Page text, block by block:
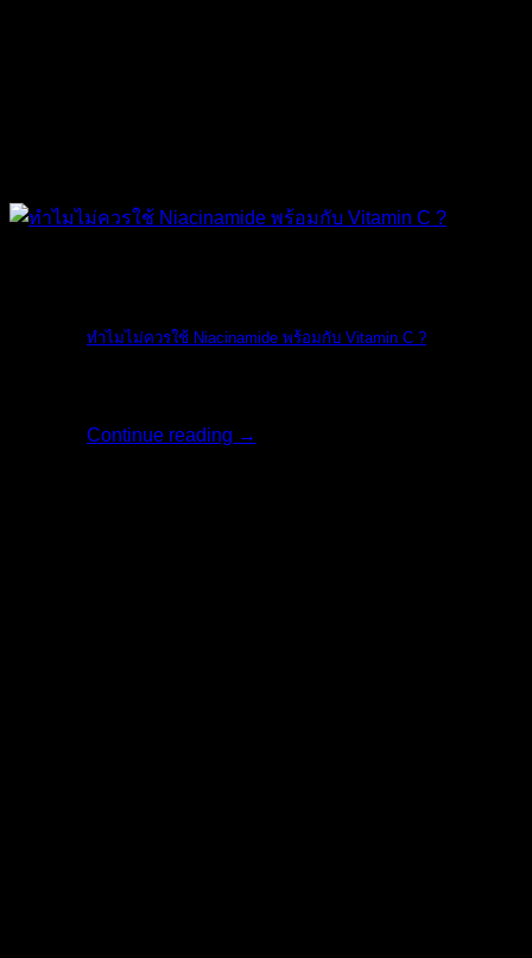
ทำไมไม่ควรใช้ Niacinamide พร้อมกับ Vitamin C ?
Continue reading →